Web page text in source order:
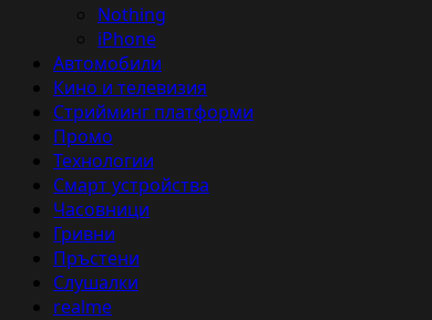
Nothing
iPhone
Автомобили
Кино и телевизия
Стрийминг платформи
Промо
Технологии
Смарт устройства
Часовници
Гривни
Пръстени
Слушалки
realme